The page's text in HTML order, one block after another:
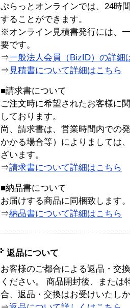
ぷらっとオンラインでは、24時
することができます。
※オンライン見積書発行には、
要です。
⇒一般法人会員（BizID）の詳細
⇒ 見積書について詳細はこちら
■請求書について
ご注文時に希望されたお客様に
しております。
尚、請求書は、営業時間内での
かかる場合等）によりましては
ざいます。
⇒請求書について詳細はこちら
■納品書について
お届けする商品に同梱致します。
⇒納品書について詳細はこちら
返品について
お客様のご都合による返品・交
ください。 商品開封後、または
合、返品・交換はお受けいたし